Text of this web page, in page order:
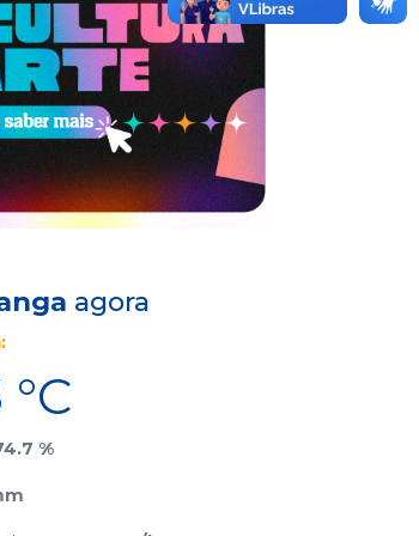
Programas de Iniciação
Científica, congressos,
comitês de ética
muitas outras atividades
correlacionadas.
agora
%